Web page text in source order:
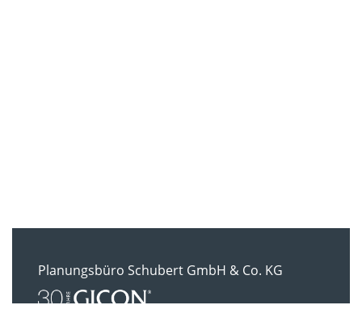
Planungsbüro Schubert GmbH & Co. KG